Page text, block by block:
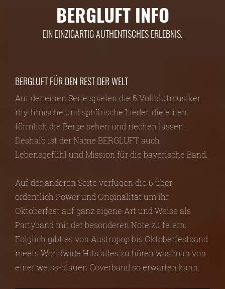
BERGLUFT INFO
EIN EINZIGARTIG AUTHENTISCHES ERLEBNIS.
BERGLUFT FÜR DEN REST DER WELT
Auf der einen Seite spielen die 6 Vollblutmusiker
rhythmische und sphärische Lieder, die einen
förmlich die Berge sehen und riechen lassen.
Deshalb ist der Name BERGLUFT auch
Lebensgefühl und Mission für die bayerische Band.
Auf der anderen Seite verfügen die 6 über
ordentlich Power und Originalität um ihr
Oktoberfest auf ganz eigene Art und Weise als
Partyband mit der besonderen Note zu feiern.
Folglich gibt es von Austropop bis Oktoberfestband
meets Worldwide Hits alles zu hören was man von
einer weiss-blauen Coverband so erwarten kann.